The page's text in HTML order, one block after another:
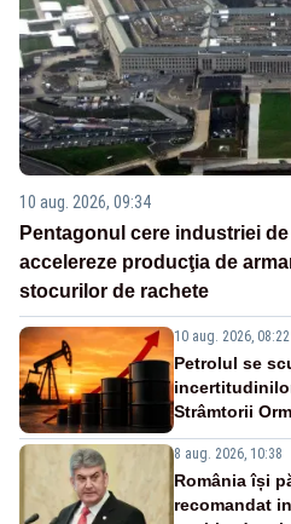
10 aug. 2026, 09:34
Pentagonul cere industriei
accelereze producţia de
stocurilor de rachete
10 aug. 2026, 08:22
Petrolul se
Strâmtorii
8 aug. 2026, 10:38
România își
recomandat